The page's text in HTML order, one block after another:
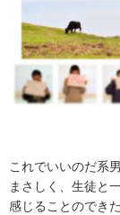
これでいいのだ系
まさしく、生徒と
感じることのでき